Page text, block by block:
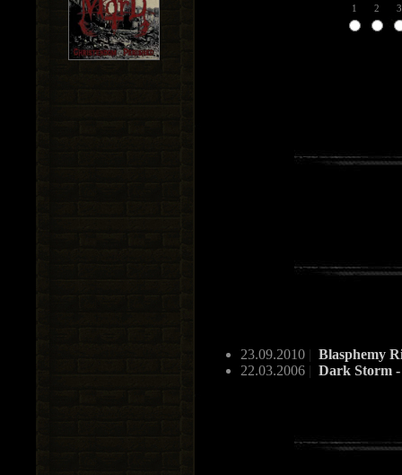
1 2 3
23.09.2010 | Blasphemy
22.03.2006 | Dark Storm